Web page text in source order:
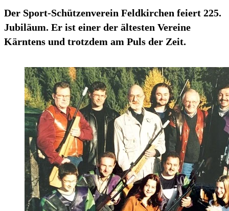
Der Sport-Schützenverein Feldkirchen feiert 225.
Jubiläum. Er ist einer der ältesten Vereine
Kärntens und trotzdem am Puls der Zeit.